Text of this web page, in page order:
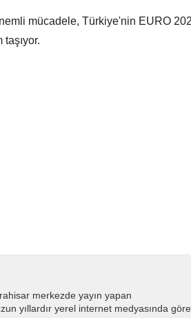
mücadele, Türkiye'nin EURO
merkezde yayın yapan
yıllardır yerel internet medyasında